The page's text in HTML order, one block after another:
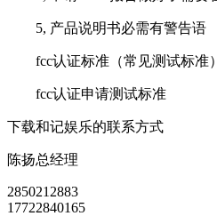
5, 产品说明书必需有警告语
fcc认证标准（常见测试标准）
fcc认证申请测试标准
下载和记娱乐的联系方式
陈扬总经理
2850212883
17722840165